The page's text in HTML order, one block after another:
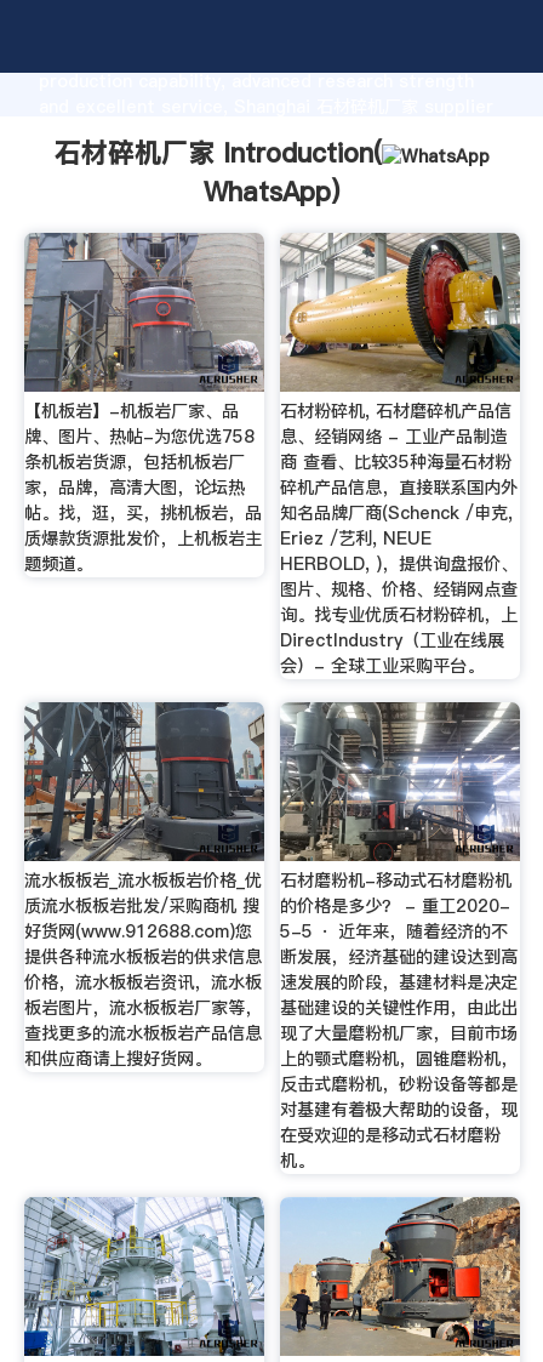
production capability, advanced research strength
石材碎机厂家 Introduction(
WhatsApp)
【机板岩】-机板岩厂家、品
牌、图片、热帖-为您优选758
条机板岩货源，包括机板岩厂
家，品牌，高清大图，论坛热
帖。找，逛，买，挑机板岩，品
质爆款货源批发价，上机板岩主
题频道。
石材粉碎机, 石材磨碎机产品信
息、经销网络 - 工业产品制造
商 查看、比较35种海量石材粉
碎机产品信息，直接联系国内外
知名品牌厂商(Schenck /申克,
Eriez /艺利, NEUE
HERBOLD, )，提供询盘报价、
图片、规格、价格、经销网点查
询。找专业优质石材粉碎机，上
DirectIndustry（工业在线展
会）- 全球工业采购平台。
流水板板岩_流水板板岩价格_优
质流水板板岩批发/采购商机 搜
好货网(www.912688.com)您
提供各种流水板板岩的供求信息
价格，流水板板岩资讯，流水板
板岩图片，流水板板岩厂家等，
查找更多的流水板板岩产品信息
和供应商请上搜好货网。
石材磨粉机-移动式石材磨粉机
的价格是多少？ - 重工2020-
5-5 · 近年来，随着经济的不
断发展，经济基础的建设达到高
速发展的阶段，基建材料是决定
基础建设的关键性作用，由此出
现了大量磨粉机厂家，目前市场
上的颚式磨粉机，圆锥磨粉机，
反击式磨粉机，砂粉设备等都是
对基建有着极大帮助的设备，现
在受欢迎的是移动式石材磨粉
机。